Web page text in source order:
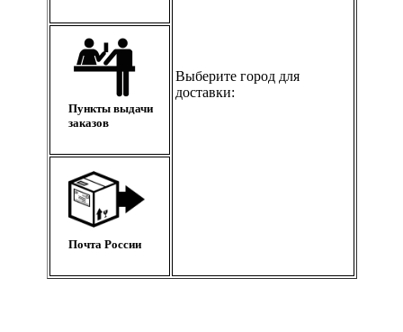
Выберите город для
доставки:
Пункты выдачи
заказов
Почта России